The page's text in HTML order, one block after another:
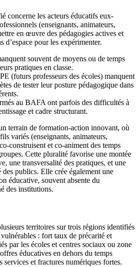
concerne les acteurs éducatifs eux-
(enseignants, animateurs,
en œuvre des pédagogies actives et
d’espace pour les expérimenter.
souvent de moyens ou de temps
pratiques en classe.
(futurs professeurs des écoles) manquent
de tester leur posture pédagogique dans
au BAFA ont parfois des difficultés à
et cadre structurant.
terrain de formation-action innovant, où
variés (enseignants, animateurs,
construisent et co-animent des temps
Cette pluralité favorise une montée
une transversalité des pratiques, et une
publics. Elle crée également une
éducative, souvent absente du
des institutions.
territoires sur trois régions identifiés
: fort taux de précarité et
par les écoles et centres sociaux ou zone
éducatives en dehors du temps
services et fractures numériques fortes.